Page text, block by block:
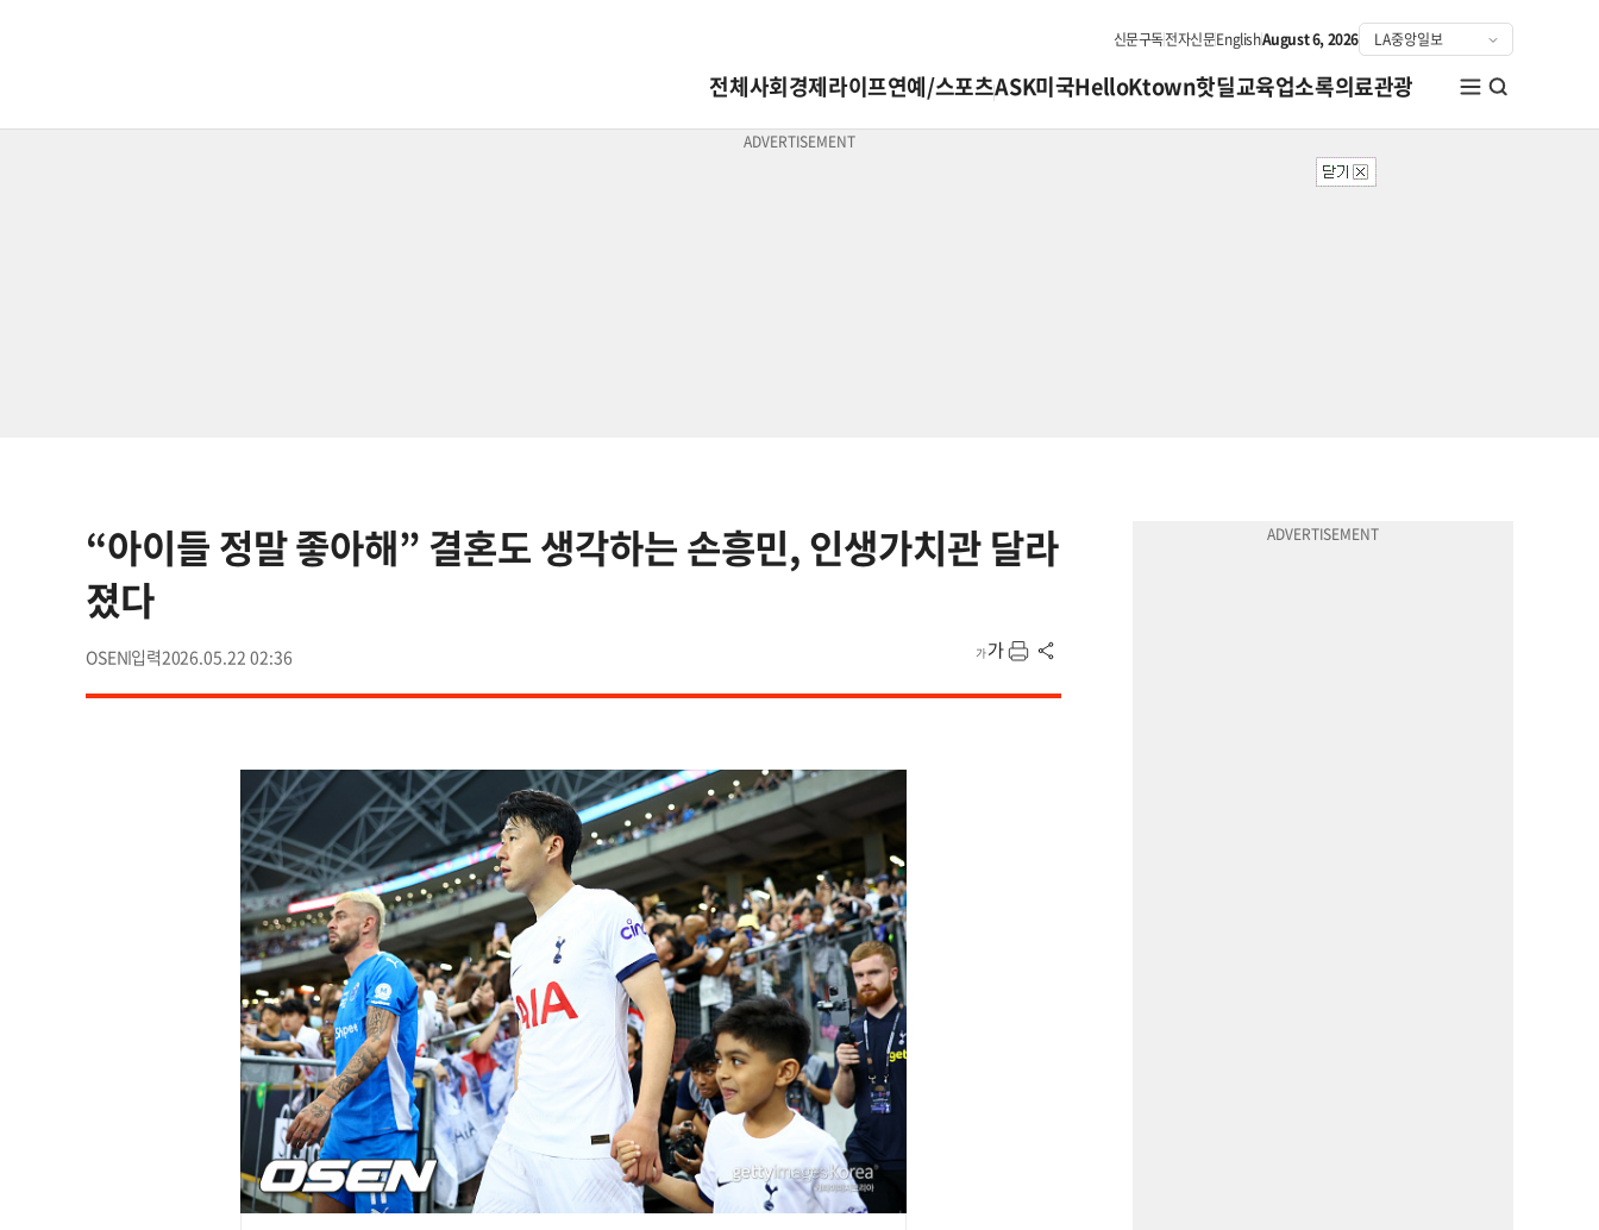
신문구독전자신문EnglishAugust 6, 2026
전체사회경제라이프연예/스포츠ASK미국HelloKtown핫딜교육업소록의료관광
“아이들 정말 좋아해” 결혼도 생각하는 손흥민, 인생가치관 달라
졌다
OSEN 2026.05.22 02:36